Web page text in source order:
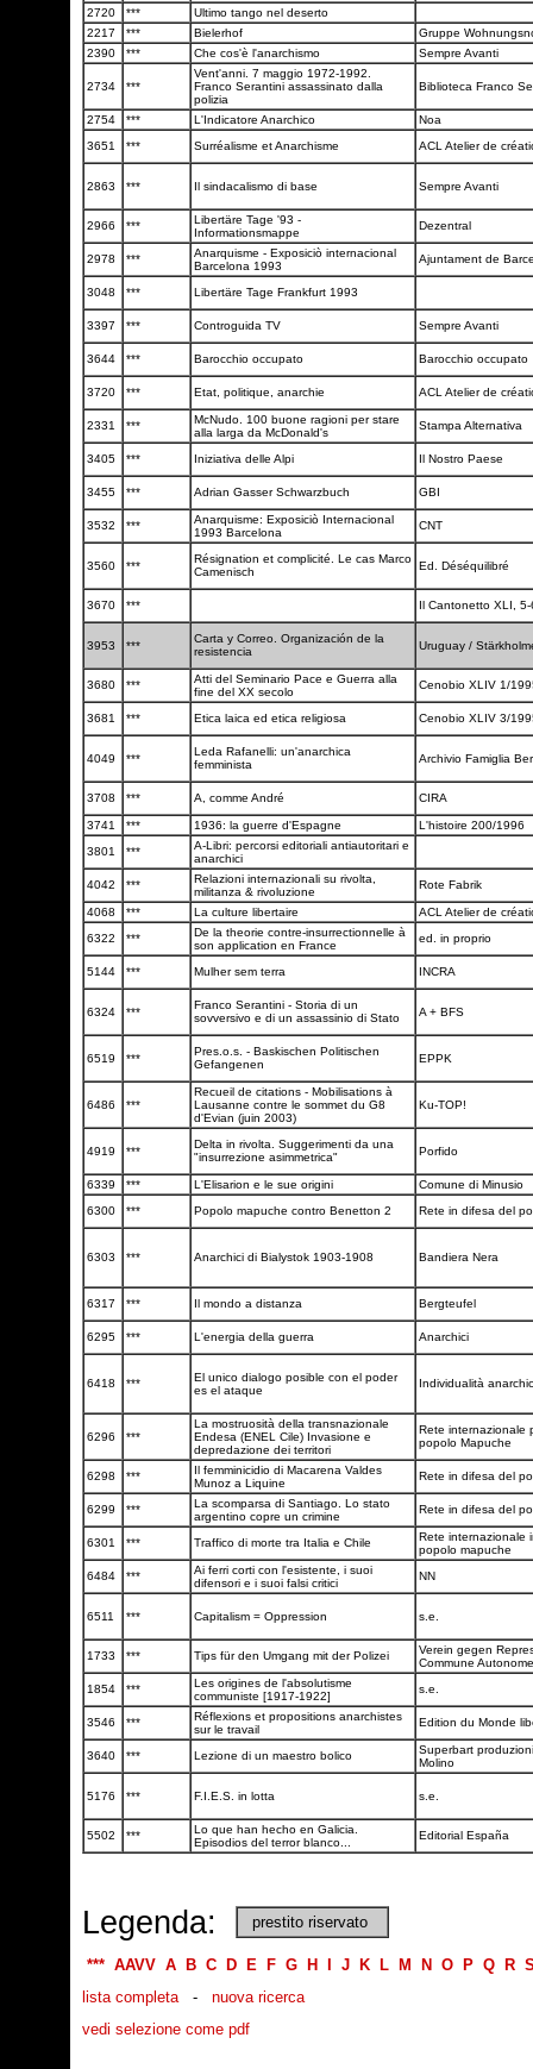
2720 ***
Ultimo tango nel deserto
2217
*** Bielerhof
Gruppe
2390
*** Che cos'è l'anarchismo Sempre Avanti
2734 ***
Vent'anni. 7 maggio 1972-1992.
Franco Serantini assassinato dalla
polizia
Biblioteca Franco
2754 *** L'Indicatore Anarchico
Noa
3651
*** Surréalisme et Anarchisme ACL Atelier de
2863 *** Il sindacalismo di base Sempre Avanti
2966 ***
Libertäre Tage '93 -
Informationsmappe
Dezentral
2978 ***
Anarquisme - Exposiciò internacional
Barcelona 1993
Ajuntament de
3048 *** Libertäre Tage Frankfurt 1993
3397 *** Controguida TV Sempre Avanti
3644 *** Barocchio occupato Barocchio occupato
3720 *** Etat, politique, anarchie ACL Atelier de
2331 ***
McNudo. 100 buone ragioni per stare
alla larga da McDonald's
Stampa Alternativa
3405 *** Iniziativa delle Alpi Il Nostro Paese
3455 *** Adrian Gasser Schwarzbuch GBI
3532 ***
Anarquisme: Exposiciò Internacional
1993 Barcelona
CNT
3560 ***
Résignation et complicité. Le cas Marco
Camenisch
Ed. Déséquilibré
3670 *** Il Cantonetto XLI,
3953 ***
Carta y Correo. Organización de la
resistencia
Uruguay /
3680 ***
Atti del Seminario Pace e Guerra alla
fine del XX secolo
Cenobio XLIV 1/
3681 *** Etica laica ed etica religiosa Cenobio XLIV 3/
4049 ***
Leda Rafanelli: un'anarchica
femminista
Archivio Famiglia
3708 *** A, comme André CIRA
3741 *** 1936: la guerre d'Espagne
L'histoire 200/1996
3801
***
A-Libri: percorsi editoriali antiautoritari e
anarchici
4042
***
Relazioni internazionali su rivolta,
militanza & rivoluzione
Rote Fabrik
4068 *** La culture libertaire
ACL Atelier de
6322
***
De la theorie contre-insurrectionnelle à
son application en France
ed. in proprio
5144 *** Mulher sem terra INCRA
6324 ***
Franco Serantini - Storia di un
sovversivo e di un assassinio di Stato
A + BFS
6519 ***
Pres.o.s. - Baskischen Politischen
Gefangenen
EPPK
6486 ***
Recueil de citations - Mobilisations à
Lausanne contre le sommet du G8
d'Evian (juin 2003)
Ku-TOP!
4919 ***
Delta in rivolta. Suggerimenti da una
"insurrezione asimmetrica"
Porfido
6339 *** L'Elisarion e le sue origini
Comune di Minusio
6300
*** Popolo mapuche contro Benetton 2 Rete in difesa del
6303 *** Anarchici di Bialystok 1903-1908 Bandiera Nera
6317 *** Il mondo a distanza Bergteufel
6295 *** L'energia della guerra Anarchici
6418 ***
El unico dialogo posible con el poder
es el ataque
Individualità
6296 ***
La mostruosità della transnazionale
Endesa (ENEL Cile) Invasione e
depredazione dei territori
Rete internazionale
popolo Mapuche
6298 ***
Il femminicidio di Macarena Valdes
Munoz a Liquine
Rete in difesa del
6299 ***
La scomparsa di Santiago. Lo stato
argentino copre un crimine
Rete in difesa del
6301 *** Traffico di morte tra Italia e Chile
Rete internazionale
popolo mapuche
6484
***
Ai ferri corti con l'esistente, i suoi
difensori e i suoi falsi critici
NN
6511 *** Capitalism = Oppression s.e.
1733 *** Tips für den Umgang mit der Polizei
Verein gegen
Commune
1854
***
Les origines de l'absolutisme
communiste [1917-1922]
s.e.
3546 ***
Réflexions et propositions anarchistes
sur le travail
Edition du Monde
3640 *** Lezione di un maestro bolico
Superbart
Molino
5176 *** F.I.E.S. in lotta s.e.
5502 ***
Lo que han hecho en Galicia.
Episodios del terror blanco...
Editorial España
Legenda: prestito riservato
*** AAVV A B C D E F G H J K L M N O P Q R
lista completa- nuova ricerca
vedi selezione come pdf